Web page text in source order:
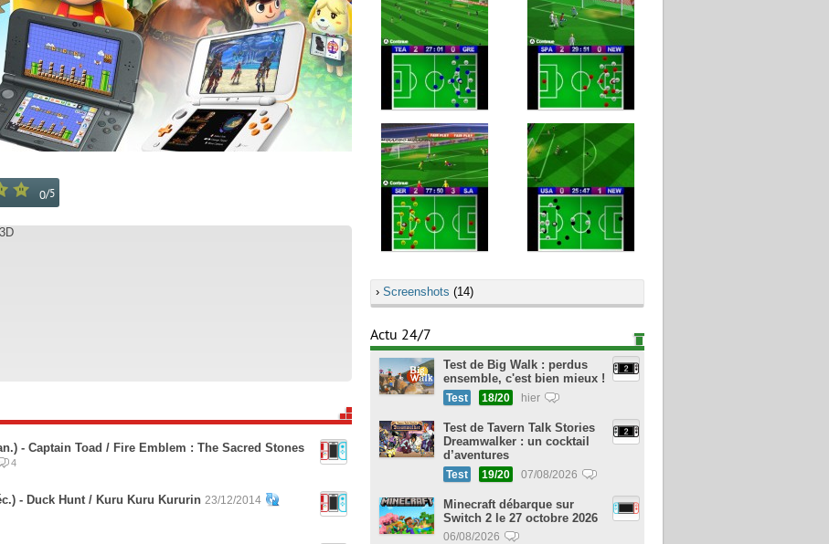
0/5
- Captain Toad / Fire Emblem : The Sacred Stones
4
- Duck Hunt / Kuru Kuru Kururin 23/12/2014
› Screenshots (14)
Actu 24/7
Test de Big Walk : perdus
ensemble, c'est bien mieux !
Test 18/20 hier
Test de Tavern Talk Stories
Dreamwalker : un cocktail
d’aventures
Test 19/20 07/08/2026
Minecraft débarque sur
Switch 2 le 27 octobre 2026
06/08/2026